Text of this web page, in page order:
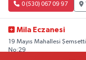
0 (530) 067 09 97
Mila Eczanesi
19 Mayıs Mahallesi
No:29